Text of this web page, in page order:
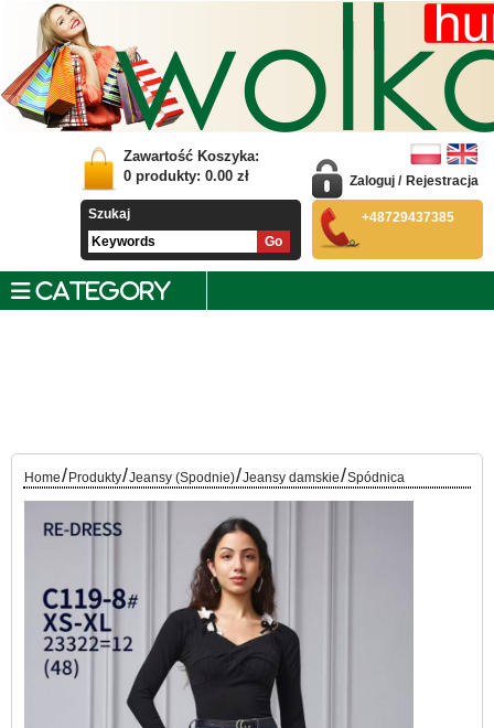
Zawartość Koszyka:
0 produkty: 0.00 zł
Szukaj
Zaloguj / Rejestracja
+48729437385
CATEGORY
Home/ Produkty/Jeansy (Spodnie)/Jeansy damskie/Spódnica